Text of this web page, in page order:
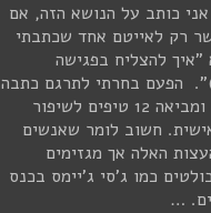
אני כותב על הנושא הזה, אם
רק לאייטם אחד שכתבתי
"איך להצליח בפגישה
הפעם בחרתי לתרגם כתבה
שעוסקת בנושא ומביאה 12 טיפים לשיפור
חשוב לומר שאנשים
האלה אך מגזימים
כמו ג'סי ג'יימס בכנס